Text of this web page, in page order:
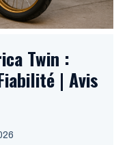
Twin :
| Avis